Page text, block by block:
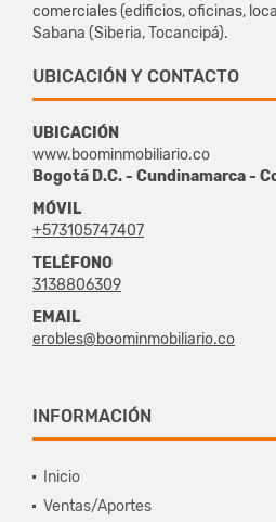
comerciales (edificios, oficinas,
Sabana (Siberia, Tocancipá).
UBICACIÓN Y CONTACTO
UBICACIÓN
www.boominmobiliario.co
Bogotá D.C. - Cundinamarca -
MÓVIL
+573105747407
TELÉFONO
3138806309
EMAIL
erobles@boominmobiliario.co
INFORMACIÓN
Inicio
Ventas/Aportes